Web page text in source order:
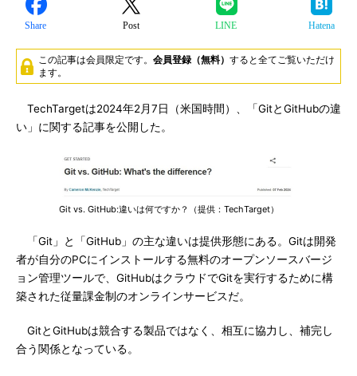
Share Post LINE Hatena
この記事は会員限定です。 会員登録（無料） すると全てご覧いただけ
ます。
TechTargetは2024年2月7日（米国時間）、「GitとGitHubの違
い」に関する記事を公開した。
Git vs. GitHub:違いは何ですか？（提供：TechTarget）
「Git」と「GitHub」の主な違いは提供形態にある。Gitは開発
者が自分のPCにインストールする無料のオープンソースバージ
ョン管理ツールで、GitHubはクラウドでGitを実行するために構
築された従量課金制のオンラインサービスだ。
GitとGitHubは競合する製品ではなく、相互に協力し、補完し
合う関係となっている。